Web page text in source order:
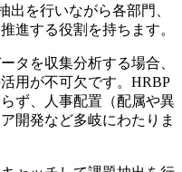
出を行いながら各部門、
進する役割を持ちます。
タを収集分析する場合、
用が不可欠です。HRBP
ず、人事配置（配属や異
開発など多岐にわたりま